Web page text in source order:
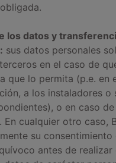
los datos y
sus datos personales
en el caso de
que lo permita (p.e. en
a los instaladores o
o en caso
cualquier otro caso,
su consentimiento
antes de realizar